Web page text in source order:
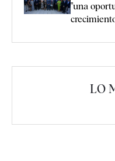
"una
LO